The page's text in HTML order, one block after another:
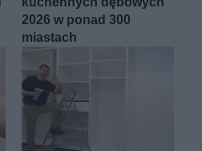
2026 w ponad 300
miastach